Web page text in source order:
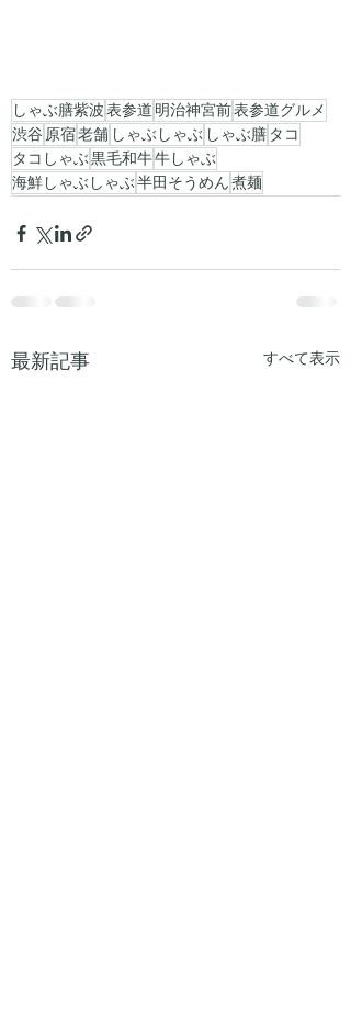
しゃぶ膳紫波表参道 明治神宮前表参道グルメ
渋谷 原宿老舗 しゃぶしゃぶ しゃぶ膳 タコ
タコしゃぶ黒毛和牛牛しゃぶ
海鮮しゃぶしゃぶ半田そうめん煮麺
最新記事 すべて表示